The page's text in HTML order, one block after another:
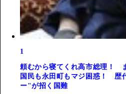
1
頼むから寝てくれ高市総理！
国民も永田町もマジ困惑！ 歴
ー"が招く国難